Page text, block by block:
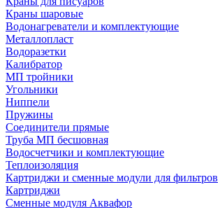
Краны шаровые
Водонагреватели и комплектующие
Металлопласт
Водоразетки
Калибратор
МП тройники
Угольники
Ниппели
Пружины
Соединители прямые
Труба МП бесшовная
Водосчетчики и комплектующие
Теплоизоляция
Картриджи и сменные модули для фильтров
Картриджи
Сменные модуля Аквафор